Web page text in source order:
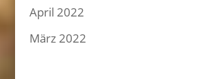
April 2022
März 2022